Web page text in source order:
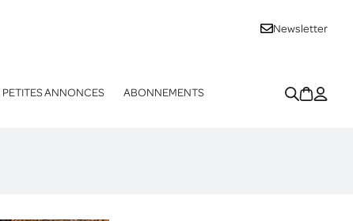
Newsletter
PETITES ANNONCES ABONNEMENTS